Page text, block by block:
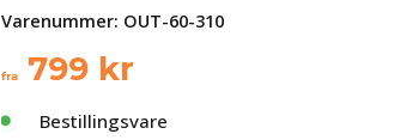
Varenummer: OUT-60-310
fra 799 kr
Bestillingsvare